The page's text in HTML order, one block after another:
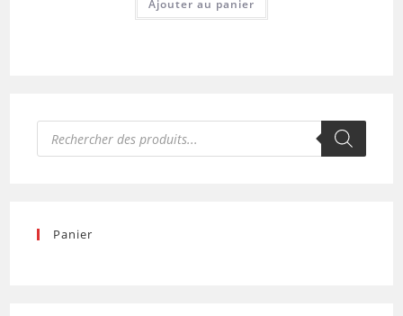
Ajouter au panier
Recherche
produits
Panier